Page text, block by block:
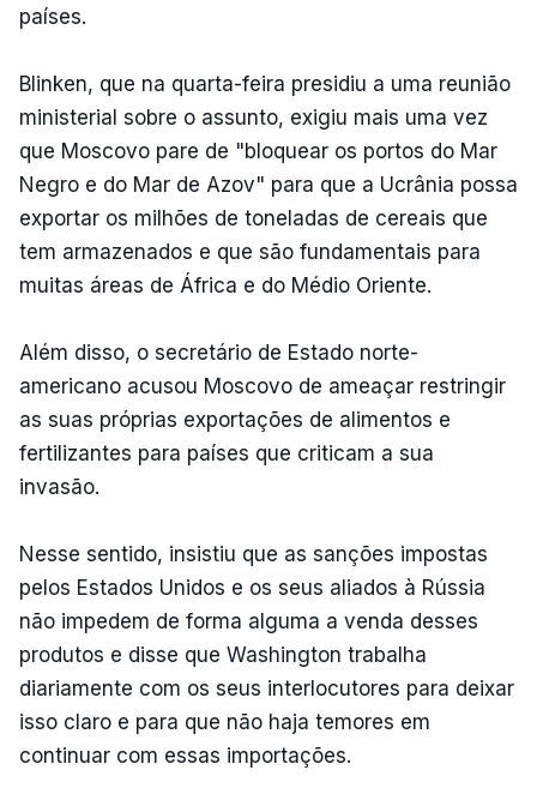
países.
Blinken, que na quarta-feira presidiu a uma reunião
ministerial sobre o assunto, exigiu mais uma vez
que Moscovo pare de "bloquear os portos do Mar
Negro e do Mar de Azov" para que a Ucrânia possa
exportar os milhões de toneladas de cereais que
tem armazenados e que são fundamentais para
muitas áreas de África e do Médio Oriente.
Além disso, o secretário de Estado norte-
americano acusou Moscovo de ameaçar restringir
as suas próprias exportações de alimentos e
fertilizantes para países que criticam a sua
invasão.
Nesse sentido, insistiu que as sanções impostas
pelos Estados Unidos e os seus aliados à Rússia
não impedem de forma alguma a venda desses
produtos e disse que Washington trabalha
diariamente com os seus interlocutores para deixar
isso claro e para que não haja temores em
continuar com essas importações.